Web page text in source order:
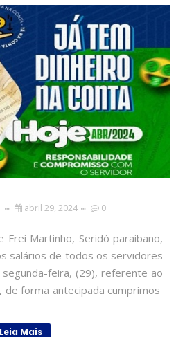
abril 29, 2024 0
Frei Martinho, Seridó paraibano,
salários de todos os servidores
segunda-feira, (29), referente ao
de forma antecipada cumprimos
Leia Mais